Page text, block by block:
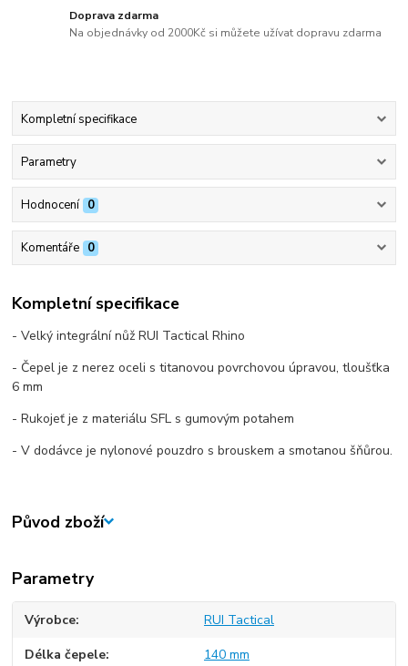
Doprava zdarma
Na objednávky od 2000Kč si můžete užívat dopravu zdarma
Kompletní specifikace
Parametry
Hodnocení 0
Komentáře 0
Kompletní specifikace
- Velký integrální nůž RUI Tactical Rhino
- Čepel je z nerez oceli s titanovou povrchovou úpravou, tloušťka
6 mm
- Rukojeť je z materiálu SFL s gumovým potahem
- V dodávce je nylonové pouzdro s brouskem a smotanou šňůrou.
Původ zboží
Parametry
Výrobce RUI Tactical
Délka čepele 140 mm